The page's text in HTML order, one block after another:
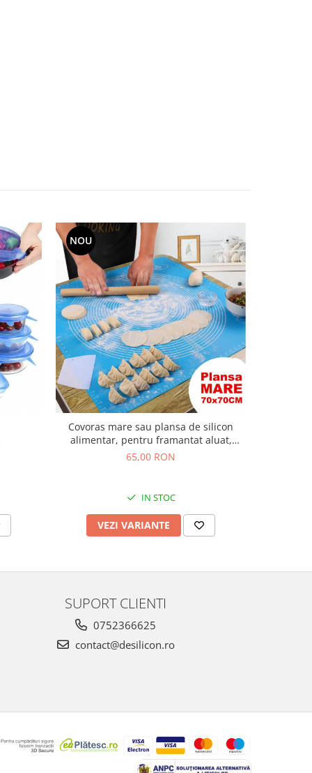
NOU
Covoras mare sau plansa de silicon
alimentar, pentru framantat aluat,
70x70cm
65,00 RON
IN STOC
VEZI VARIANTE
SUPORT CLIENTI
0752366625
contact@desilicon.ro